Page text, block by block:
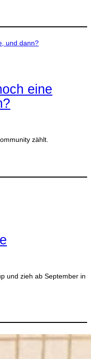
eine
zählt.
und zieh ab September in